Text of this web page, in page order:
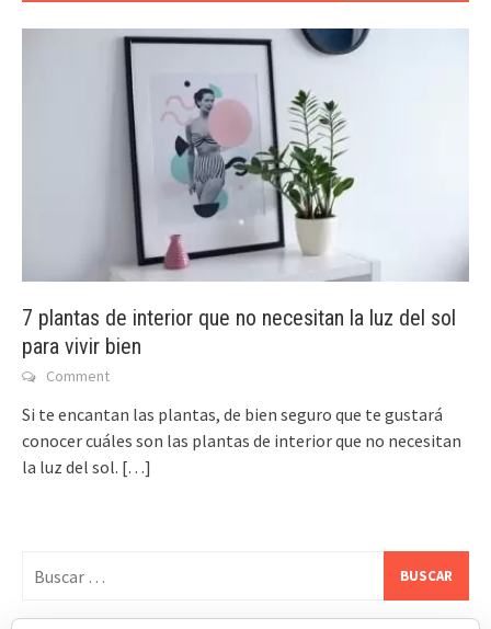
7 plantas de interior que no necesitan la luz del sol
para vivir bien
Comment
Si te encantan las plantas, de bien seguro que te gustará
conocer cuáles son las plantas de interior que no necesitan
la luz del sol. […]